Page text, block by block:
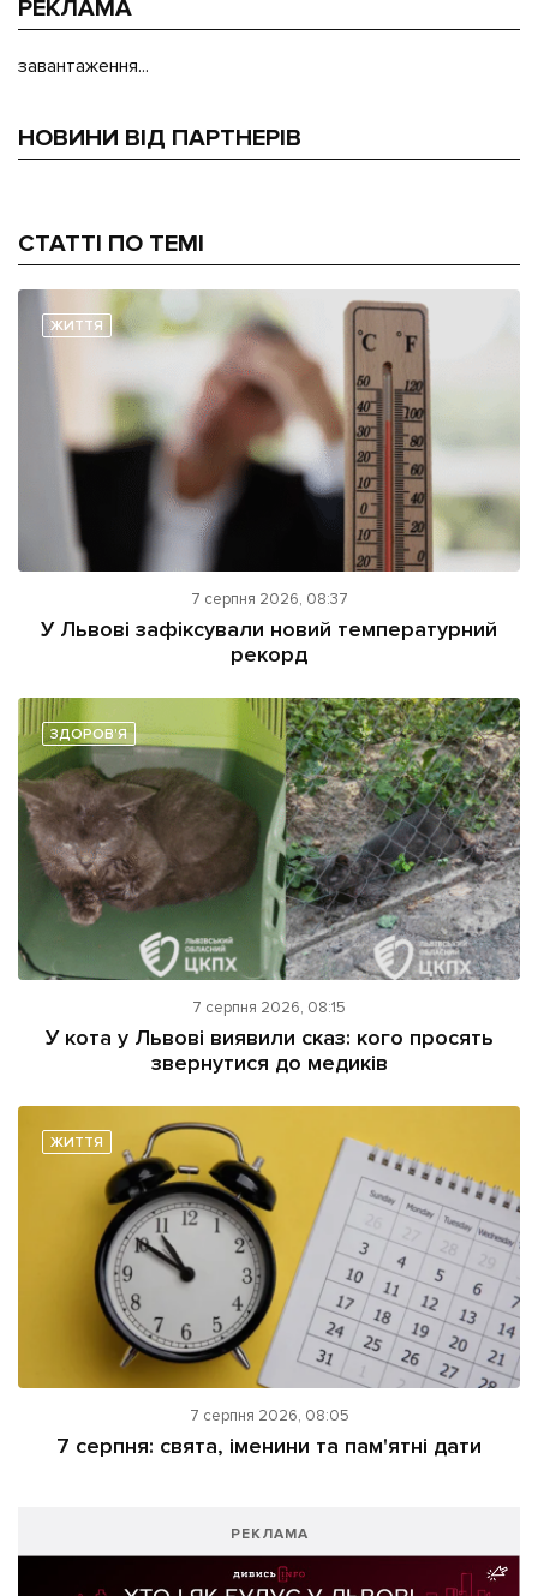
РЕКЛАМА
завантаження...
НОВИНИ ВІД ПАРТНЕРІВ
СТАТТІ ПО ТЕМІ
ЖИТТЯ
7 серпня 2026, 08:37
У Львові зафіксували новий температурний
рекорд
ЗДОРОВ'Я
7 серпня 2026, 08:15
У кота у Львові виявили сказ: кого просять
звернутися до медиків
ЖИТТЯ
7 серпня 2026, 08:05
7 серпня: свята, іменини та пам'ятні дати
РЕКЛАМА